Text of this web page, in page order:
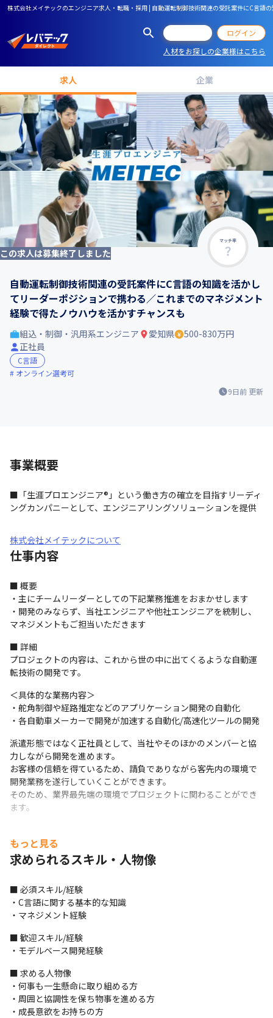
株式会社メイテックのエンジニア求人・転職・採用 | 自動運転制御技術関連の受託案件にC言
ログイン
人材をお探しの企業様はこちら
求人 企業
マッチ率
この求人は募集終了しました
自動運転制御技術関連の受託案件にC言語の知識を活かし
てリーダーポジションで携わる／これまでのマネジメント
経験で得たノウハウを活かすチャンスも
9日前 更新
組込・制御・汎用系エンジニア 愛知県
500-830万円
正社員
C言語
オンライン選考可
事業概要
■「生涯プロエンジニア®」という働き方の確立を目指すリーディ
ングカンパニーとして、エンジニアリングソリューションを提供
株式会社メイテックについて
仕事内容
■ 概要
・主にチームリーダーとしての下記業務推進をおまかせします
・開発のみならず、当社エンジニアや他社エンジニアを統制し、
マネジメントもご担当いただきます
■ 詳細
プロジェクトの内容は、これから世の中に出てくるような自動運
転技術の開発です。
＜具体的な業務内容＞
・舵角制御や経路推定などのアプリケーション開発の自動化
・各自動車メーカーで開発が加速する自動化/高速化ツールの開発
派遣形態ではなく正社員として、当社やそのほかのメンバーと協
力しながら開発を進めます。
お客様の信頼を得ているため、請負でありながら客先内の環境で
開発業務を遂行していくことができます。
そのため、業界最先端の環境でプロジェクトに関わることができ
ます。
本人のキャリアアップを第一に考え、希望を考慮した上で決定し
ます
・受託メンバー、ほかの会社のエンジニアを統制する役割が求め
られることで、これまで培ってこられたリーダーとしてのマネジ
メント経験で得たノウハウを活かせるチャンスがあります
PM、PLといった役割を果たす際に必要な経験を積める環境です
（変更の範囲）当社の定める業務。詳細は就業条件明示書に記
載。
もっと見る
求められるスキル・人物像
■ 必須スキル/経験
・C言語に関する基本的な知識
・マネジメント経験
■ 歓迎スキル/経験
・モデルベース開発経験
■ 求める人物像
・何事も一生懸命に取り組める方
・周囲と協調性を保ち物事を進める方
・成長意欲をお持ちの方